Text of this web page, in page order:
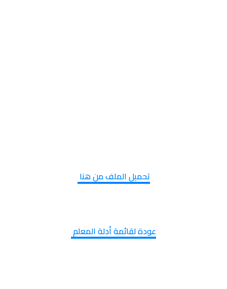
تحميل الملف من هنا
عودة لقائمة أدلة المعلم